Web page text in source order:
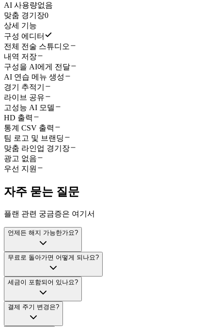
AI 사용량없음
맞춤 경기장0
상세 기능
구성 에디터
전체 전술 스튜디오
내역 저장
구성을 AI에게 전달
AI 연습 메뉴 생성
경기 추적기
라이브 공유
고성능 AI 모델
HD 출력
통계 CSV 출력
팀 로고 및 브랜딩
맞춤 라인업 경기장
광고 없음
우선 지원
자주 묻는 질문
플랜 관련 궁금증은 여기서
언제든 해지 가능한가요?
무료로 돌아가면 어떻게 되나요?
세금이 포함되어 있나요?
결제 주기 변경은?